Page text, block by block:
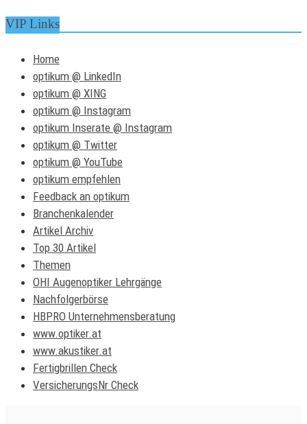
VIP Links
Home
optikum @ LinkedIn
optikum @ XING
optikum @ Instagram
optikum Inserate @ Instagram
optikum @ Twitter
optikum @ YouTube
optikum empfehlen
Feedback an optikum
Branchenkalender
Artikel Archiv
Top 30 Artikel
Themen
OHI Augenoptiker Lehrgänge
Nachfolgerbörse
HBPRO Unternehmensberatung
www.optiker.at
www.akustiker.at
Fertigbrillen Check
VersicherungsNr Check